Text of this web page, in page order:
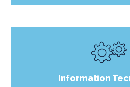
LEGGI DI PIÙ
Information